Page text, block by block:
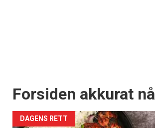
Forsiden akkurat nå
DAGENS RETT